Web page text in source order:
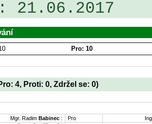
Pro: 10
4, Proti: 0, Zdržel se: 0)
Mgr. Radim Babinec : Pro